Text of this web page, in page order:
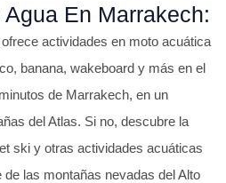
En Marrakech:
actividades en moto acuática
banana, wakeboard y más en el
de Marrakech, en un
del Atlas. Si no, descubre la
ski y otras actividades acuáticas
las montañas nevadas del Alto